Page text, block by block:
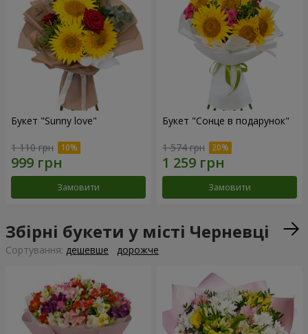
Букет "Sunny love"
1 110 грн
Замовити
Букет "Сонце в подарунок"
1 574 грн
Замовити
Збірні букети у місті Черневці
Сортування: дешевше дорожче